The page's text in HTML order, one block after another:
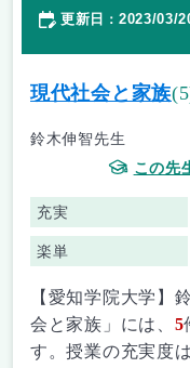
更新日 ： 2023/03/
現代社会と家族
鈴木伸智先生
この先
充実
楽単
【愛知学院大学】
会と家族」には、 5
す。授業の充実度